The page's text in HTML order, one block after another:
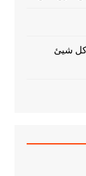
كل شيئ